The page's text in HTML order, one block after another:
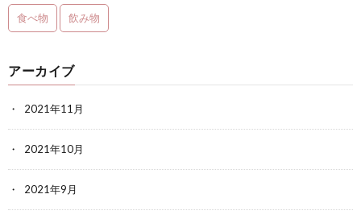
食べ物 飲み物
アーカイブ
2021年11月
2021年10月
2021年9月